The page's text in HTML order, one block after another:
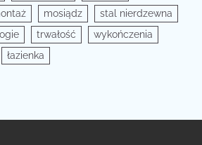
mosiądz
stal nierdzewna
trwałość
wykończenia
łazienka